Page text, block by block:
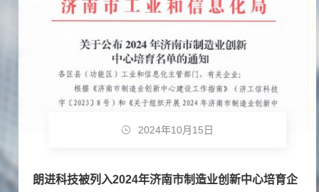
2024年10月15日
朗进科技被列入2024年济南市制造业创新中心培育企